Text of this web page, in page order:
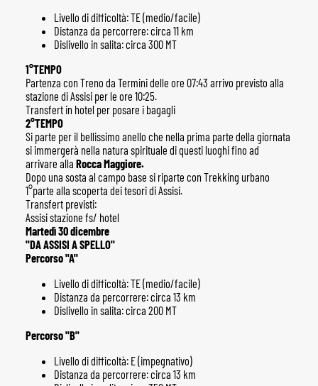
Livello di difficoltà: TE (medio/facile)
Distanza da percorrere: circa 11 km
Dislivello in salita: circa 300 MT
1°TEMPO
Partenza con Treno da Termini delle ore 07:43 arrivo previsto alla
stazione di Assisi per le ore 10:25.
Transfert in hotel per posare i bagagli
2°TEMPO
Si parte per il bellissimo anello che nella prima parte della giornata
si immergerà nella natura spirituale di questi luoghi fino ad
arrivare alla Rocca Maggiore.
Dopo una sosta al campo base si riparte con Trekking urbano
1°parte alla scoperta dei tesori di Assisi.
Transfert previsti:
Assisi stazione fs/ hotel
Martedì 30 dicembre
"DA ASSISI A SPELLO"
Percorso "A"
Livello di difficoltà: TE (medio/facile)
Distanza da percorrere: circa 13 km
Dislivello in salita: circa 200 MT
Percorso "B"
Livello di difficoltà: E (impegnativo)
Distanza da percorrere: circa 13 km